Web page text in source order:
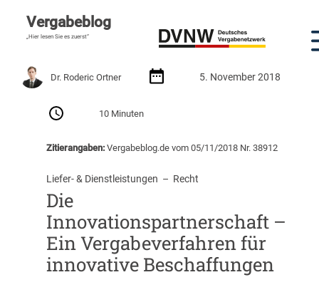
Vergabeblog
„Hier lesen Sie es zuerst“
Dr. Roderic Ortner 5. November 2018
10 Minuten
Zitierangaben:Vergabeblog.de vom 05/11/2018 Nr. 38912
Liefer- & Dienstleistungen
  –
Recht
Die
Innovationspartnerschaft –
Ein Vergabeverfahren für
innovative Beschaffungen